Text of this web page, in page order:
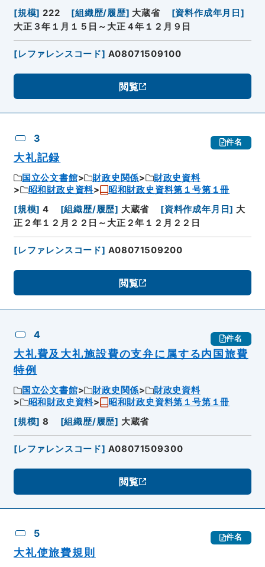
[規模] 222 [組織歴/履歴] 大蔵省 [資料作成年月日]
大正３年１月１５日～大正４年１２月９日
[レファレンスコード] A08071509100
閲覧
3 件名
大礼記録
国立公文書館 財政史関係
財政史資料
昭和財政史資料
昭和財政史資料第１号第１冊
[規模] 4 [組織歴/履歴] 大蔵省 [資料作成年月日] 大
正２年１２月２２日～大正２年１２月２２日
[レファレンスコード] A08071509200
閲覧
4 件名
大礼費及大礼施設費の支弁に属する内国旅費
特例
国立公文書館 財政史関係
財政史資料
昭和財政史資料
昭和財政史資料第１号第１冊
[規模] 8 [組織歴/履歴] 大蔵省
[レファレンスコード] A08071509300
閲覧
5 件名
大礼使旅費規則